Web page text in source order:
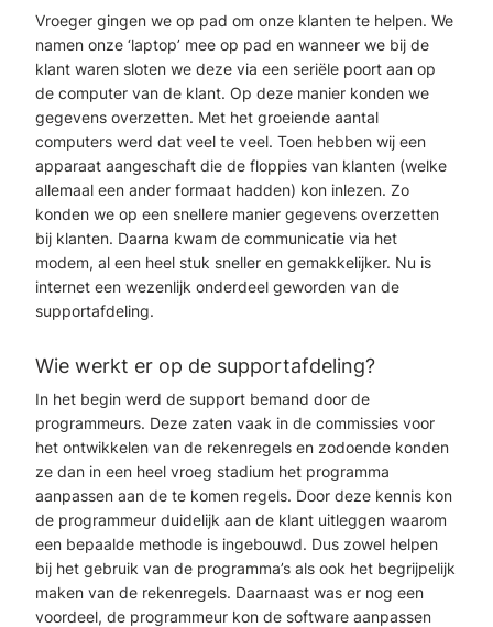
Vroeger gingen we op pad om onze klanten te helpen. We
namen onze ‘laptop’ mee op pad en wanneer we bij de
klant waren sloten we deze via een seriële poort aan op
de computer van de klant. Op deze manier konden we
gegevens overzetten. Met het groeiende aantal
computers werd dat veel te veel. Toen hebben wij een
apparaat aangeschaft die de floppies van klanten (welke
allemaal een ander formaat hadden) kon inlezen. Zo
konden we op een snellere manier gegevens overzetten
bij klanten. Daarna kwam de communicatie via het
modem, al een heel stuk sneller en gemakkelijker. Nu is
internet een wezenlijk onderdeel geworden van de
supportafdeling.
Wie werkt er op de supportafdeling?
In het begin werd de support bemand door de
programmeurs. Deze zaten vaak in de commissies voor
het ontwikkelen van de rekenregels en zodoende konden
ze dan in een heel vroeg stadium het programma
aanpassen aan de te komen regels. Door deze kennis kon
de programmeur duidelijk aan de klant uitleggen waarom
een bepaalde methode is ingebouwd. Dus zowel helpen
bij het gebruik van de programma’s als ook het begrijpelijk
maken van de rekenregels. Daarnaast was er nog een
voordeel, de programmeur kon de software aanpassen